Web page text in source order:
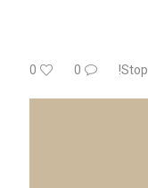
Stop!
0
0